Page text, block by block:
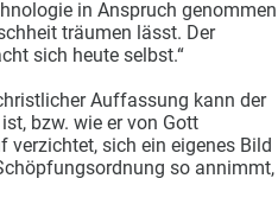
in Anspruch genommen
träumen lässt. Der
sich heute selbst.“
Auffassung kann der
bzw. wie er von Gott
verzichtet, sich ein eigenes Bild
so annimmt,